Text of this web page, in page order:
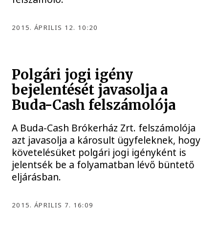
2015. ÁPRILIS 12. 10:20
Polgári jogi igény
bejelentését javasolja a
Buda-Cash felszámolója
A Buda-Cash Brókerház Zrt. felszámolója
azt javasolja a károsult ügyfeleknek, hogy
követelésüket polgári jogi igényként is
jelentsék be a folyamatban lévő büntető
eljárásban.
2015. ÁPRILIS 7. 16:09